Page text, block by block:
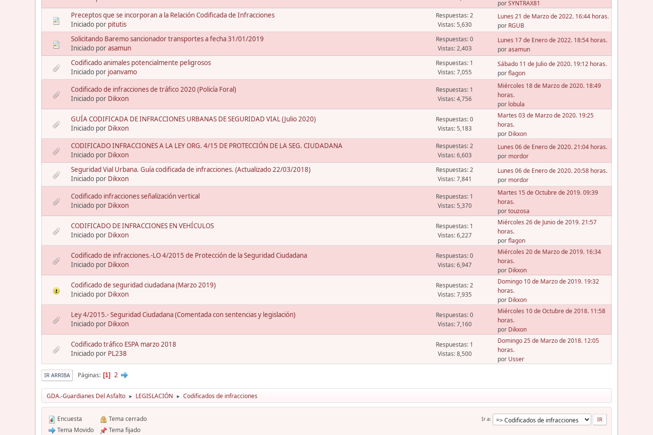
porSYNTRAX81
Preceptos que se incorporan a la Relación Codificada de Infracciones
Iniciado por pitutis
Respuestas: 2
Vistas: 5,630
Lunes 21 de Marzo de 2022. 16:44 horas.
por RGUB
Solicitando Baremo sancionador transportes a fecha 31/01/2019
Iniciado porasamun
Respuestas: 0
Vistas: 2,403
Lunes 17 de Enero de 2022. 18:54 horas.
porasamun
Codificado animales potencialmente peligrosos
Iniciado por joanvamo
Respuestas: 1
Vistas: 7,055
Sábado 11 de Julio de 2020. 19:12 horas.
porflagon
Codificado de infracciones de tráfico 2020 (Policía Foral)
Iniciado por Dikxon
Respuestas: 1
Vistas: 4,756
Miércoles 18 de Marzo de 2020. 18:49
horas.
por lobula
GUÍA CODIFICADA DE INFRACCIONES URBANAS DE SEGURIDAD VIAL (Julio 2020)
Iniciado por Dikxon
Respuestas: 0
Vistas: 5,183
Martes 03 de Marzo de 2020. 19:25
horas.
por Dikxon
CODIFICADO INFRACCIONES A LA LEY ORG. 4/15 DE PROTECCIÓN DE LA SEG. CIUDADANA
Iniciado por Dikxon
Respuestas: 2
Vistas: 6,603
Lunes 06 de Enero de 2020. 21:04 horas.
por mordor
Seguridad Vial Urbana. Guía codificada de infracciones. (Actualizado 22/03/2018)
Iniciado por Dikxon
Respuestas: 2
Vistas: 7,841
Lunes 06 de Enero de 2020. 20:58 horas.
por mordor
Codificado infracciones señalización vertical
Iniciado por Dikxon
Respuestas: 1
Vistas: 5,370
Martes 15 de Octubre de 2019. 09:39
horas.
portouzosa
CODIFICADO DE INFRACCIONES EN VEHÍCULOS
Iniciado por Dikxon
Respuestas: 1
Vistas: 6,227
Miércoles 26 de Junio de 2019. 21:57
horas.
porflagon
Codificado de infracciones.-LO 4/2015 de Protección de la Seguridad Ciudadana
Iniciado por Dikxon
Respuestas: 0
Vistas: 6,947
Miércoles 20 de Marzo de 2019. 16:34
horas.
por Dikxon
Codificado de seguridad ciudadana (Marzo 2019)
Iniciado por Dikxon
Respuestas: 2
Vistas: 7,935
Domingo 10 de Marzo de 2019. 19:32
horas.
por Dikxon
Ley 4/2015.- Seguridad Ciudadana (Comentada con sentencias y legislación)
Iniciado por Dikxon
Respuestas: 0
Vistas: 7,160
Miércoles 10 de Octubre de 2018. 11:58
horas.
por Dikxon
Codificado tráfico ESPA marzo 2018
Iniciado por PL238
Respuestas: 1
Vistas: 8,500
Domingo 25 de Marzo de 2018. 12:05
horas.
por Usser
IR ARRIBA Páginas 1 2
GDA.-Guardianes Del Asfalto ► LEGISLACIÓN ► Codificados de infracciones
Ir a
Encuesta
Tema Movido
Tema cerrado
Tema fijado